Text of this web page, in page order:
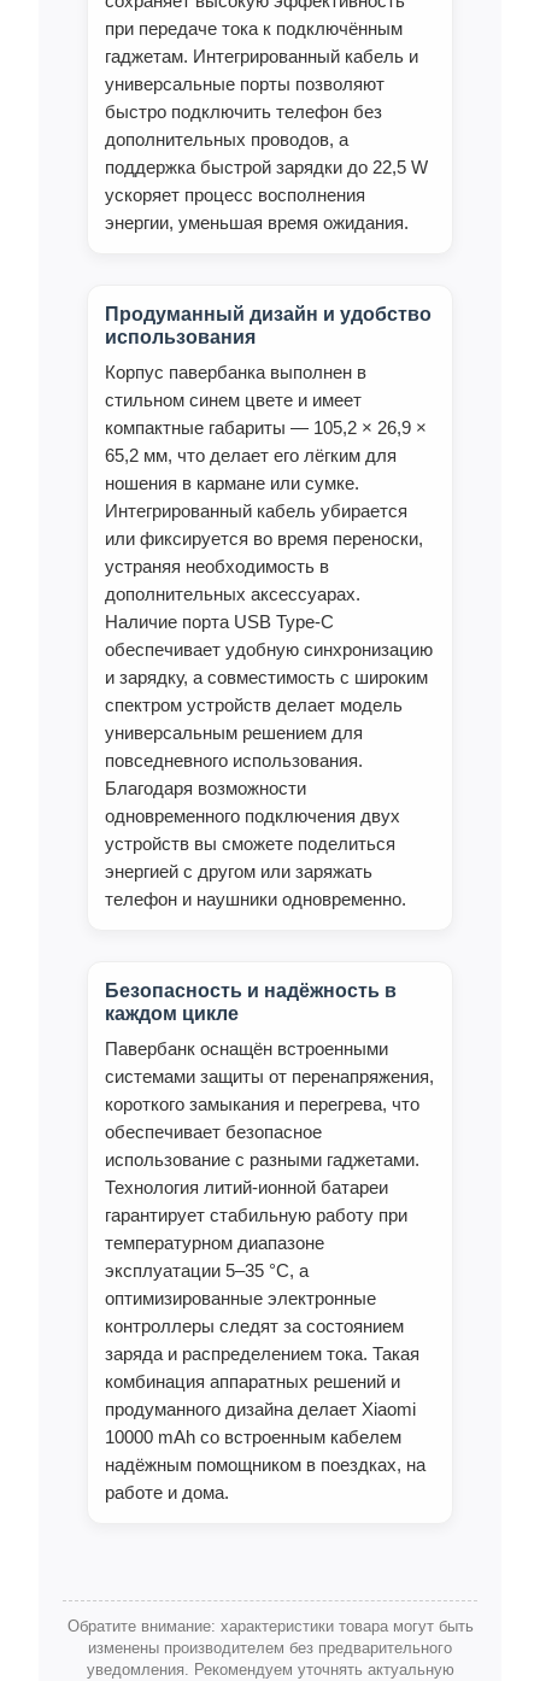
при передаче тока к подключённым
гаджетам. Интегрированный кабель и
универсальные порты позволяют
быстро подключить телефон без
дополнительных проводов, а
поддержка быстрой зарядки до 22,5 W
ускоряет процесс восполнения
энергии, уменьшая время ожидания.
Продуманный дизайн и удобство
использования
Корпус павербанка выполнен в
стильном синем цвете и имеет
компактные габариты — 105,2 × 26,9 ×
65,2 мм, что делает его лёгким для
ношения в кармане или сумке.
Интегрированный кабель убирается
или фиксируется во время переноски,
устраняя необходимость в
дополнительных аксессуарах.
Наличие порта USB Type‑C
обеспечивает удобную синхронизацию
и зарядку, а совместимость с широким
спектром устройств делает модель
универсальным решением для
повседневного использования.
Благодаря возможности
одновременного подключения двух
устройств вы сможете поделиться
энергией с другом или заряжать
телефон и наушники одновременно.
Безопасность и надёжность в
каждом цикле
Павербанк оснащён встроенными
системами защиты от перенапряжения,
короткого замыкания и перегрева, что
обеспечивает безопасное
использование с разными гаджетами.
Технология литий‑ионной батареи
гарантирует стабильную работу при
температурном диапазоне
эксплуатации 5–35 °C, а
оптимизированные электронные
контроллеры следят за состоянием
заряда и распределением тока. Такая
комбинация аппаратных решений и
продуманного дизайна делает Xiaomi
10000 mAh со встроенным кабелем
надёжным помощником в поездках, на
работе и дома.
Обратите внимание: характеристики товара могут быть
изменены производителем без предварительного
уведомления. Рекомендуем уточнять актуальную